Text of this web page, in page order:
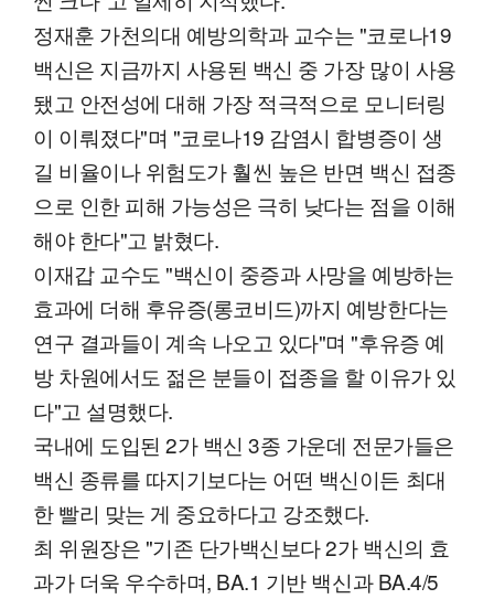
정재훈 가천의대 예방의학과 교수는 "코로나19
백신은 지금까지 사용된 백신 중 가장 많이 사용
됐고 안전성에 대해 가장 적극적으로 모니터링
이 이뤄졌다"며 "코로나19 감염시 합병증이 생
길 비율이나 위험도가 훨씬 높은 반면 백신 접종
으로 인한 피해 가능성은 극히 낮다는 점을 이해
해야 한다"고 밝혔다.
이재갑 교수도 "백신이 중증과 사망을 예방하는
효과에 더해 후유증(롱코비드)까지 예방한다는
연구 결과들이 계속 나오고 있다"며 "후유증 예
방 차원에서도 젊은 분들이 접종을 할 이유가 있
다"고 설명했다.
국내에 도입된 2가 백신 3종 가운데 전문가들은
백신 종류를 따지기보다는 어떤 백신이든 최대
한 빨리 맞는 게 중요하다고 강조했다.
최 위원장은 "기존 단가백신보다 2가 백신의 효
과가 더욱 우수하며, BA.1 기반 백신과 BA.4/5